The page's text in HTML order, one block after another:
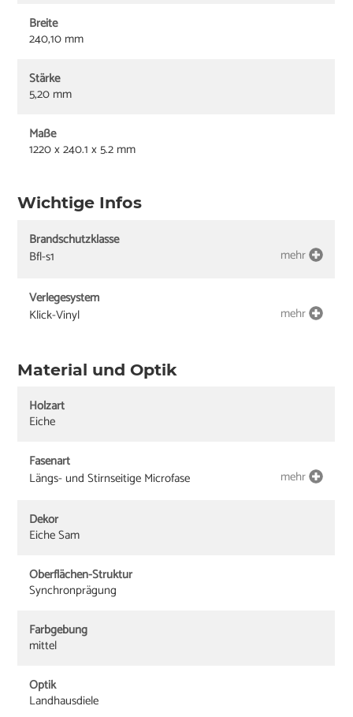
Breite
240,10 mm
Stärke
5,20 mm
Maße
1220 x 240.1 x 5.2 mm
Wichtige Infos
Brandschutzklasse
Bfl-s1
mehr
Verlegesystem
Klick-Vinyl
mehr
Material und Optik
Holzart
Eiche
Fasenart
Längs- und Stirnseitige Microfase
mehr
Dekor
Eiche Sam
Oberflächen-Struktur
Synchronprägung
Farbgebung
mittel
Optik
Landhausdiele